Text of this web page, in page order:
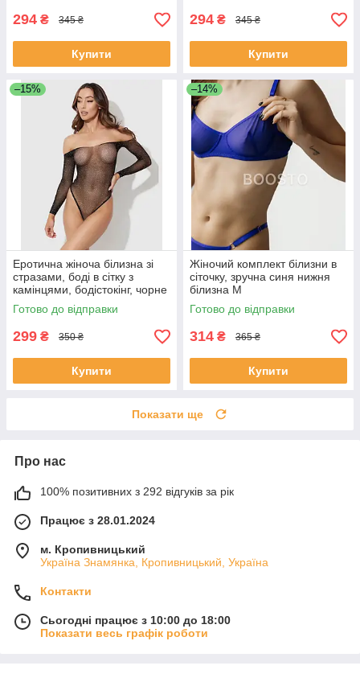
294 ₴ 345 ₴
Купити
294 ₴ 345 ₴
Купити
–15%
Еротична жіноча білизна зі
стразами, боді в сітку з
камінцями, бодістокінг, чорне
боді в сіточку S-L
Готово до відправки
299 ₴ 350 ₴
Купити
–14%
Жіночий комплект білизни в
сіточку, зручна синя нижня
білизна M
Готово до відправки
314 ₴ 365 ₴
Купити
Показати ще
Про нас
100% позитивних з 292 відгуків за рік
Працює з 28.01.2024
м. Кропивницький
Україна Знамянка, Кропивницький, Україна
Контакти
Сьогодні працює з 10:00 до 18:00
Показати весь графік роботи